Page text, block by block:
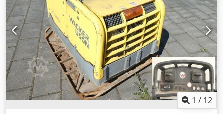
2.550 x 1.990 mm Tractorvereisten: • Heffing:
Driepuntsophanging categorie 2 volgens DIN / ISO 730 - 1 •
Benodigde hydraulische capaciteit: 50 liter/min bij 180 bar
• Max. toegestane hydraulische volumestroom: 75 liter/min
• Elektrisch systeem: 12 V - Mogelijkheid tot laden
aanwezig! - Slechts 1 eigenaar! - Duitse machine! - Direct
inzetbaar! Wijzigingen en tussentijdse verkoop
voorbehouden! = Meer informatie = Bouwjaar: 2017 Neem
contact op met Joannis Arpantzanis of Kai Bühler voor
meer informatie.
1 / 12